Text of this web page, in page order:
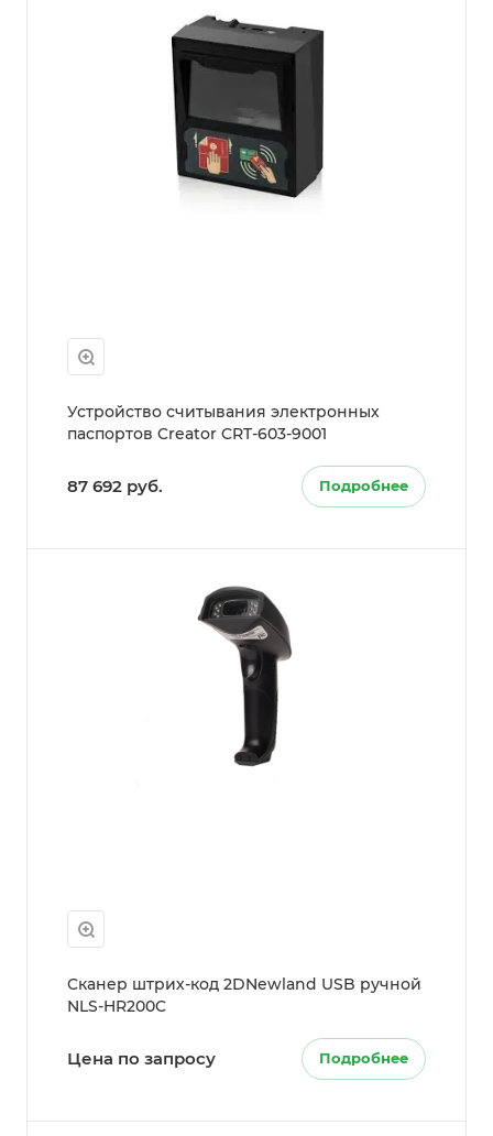
Устройство считывания электронных
паспортов Creator CRT-603-9001
87 692 руб. Подробнее
Сканер штрих-код 2DNewland USB ручной
NLS-HR200C
Цена по запросу Подробнее